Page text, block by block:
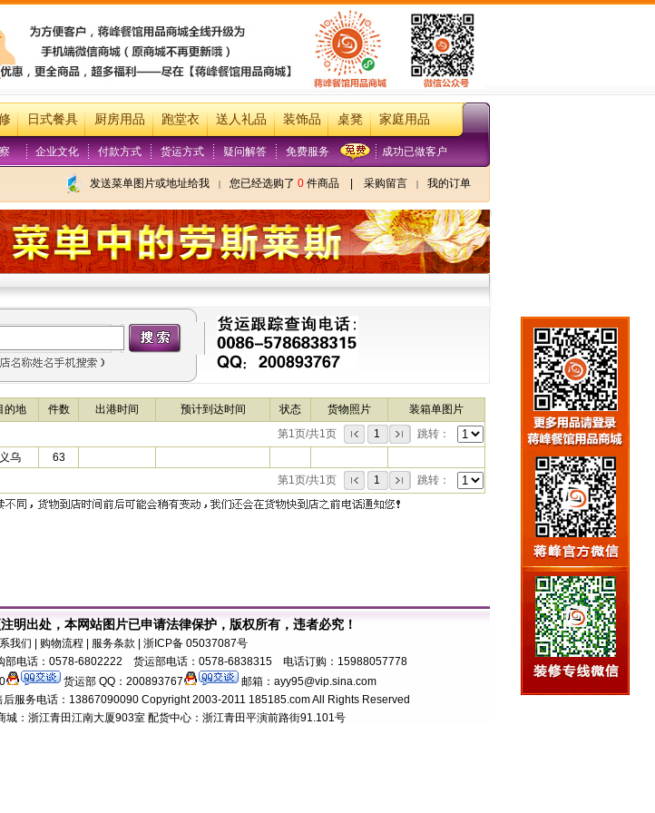
日式餐具 厨房用品 跑堂衣 送人礼品 装饰品 桌凳 家庭用品
企业文化 付款方式 货运方式 疑问解答 免费服务 成功已做客户
发送菜单图片或地址给我 | 您已经选购了 0 件商品 采购留言 | 我的订单
的地 件数 出港时间 预计到达时间 状态 货物照片
装箱单图片
第1页/共1页
1
跳转：
义乌
63
第1页/共1页
1 跳转：
明出处，本网站图片已申请法律保护，版权所有，违者必究！
我们 | 购物流程 | 服务条款 | 浙ICP备 05037087号
电话：0578-6802222 货运部电话：0578-6838315 电话订购：15988057778
货运部 QQ：200893767
邮箱：ayy95@vip.sina.com
服务电话：13867090090 Copyright 2003-2011 185185.com All Rights Reserved
：浙江青田江南大厦903室 配货中心：浙江青田平演前路街91.101号